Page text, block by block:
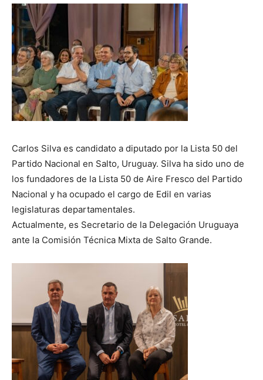
Carlos Silva es candidato a diputado por la Lista 50 del
Partido Nacional en Salto, Uruguay. Silva ha sido uno de
los fundadores de la Lista 50 de Aire Fresco del Partido
Nacional y ha ocupado el cargo de Edil en varias
legislaturas departamentales.
Actualmente, es Secretario de la Delegación Uruguaya
ante la Comisión Técnica Mixta de Salto Grande.